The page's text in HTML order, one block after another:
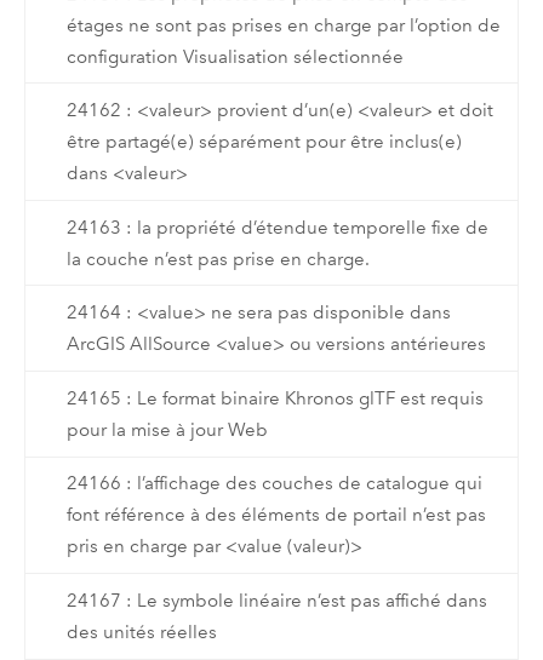
étages ne sont pas prises en charge par l’option de
configuration Visualisation sélectionnée
24162 : <valeur> provient d’un(e) <valeur> et doit
être partagé(e) séparément pour être inclus(e)
dans <valeur>
24163 : la propriété d’étendue temporelle fixe de
la couche n’est pas prise en charge.
24164 : <value> ne sera pas disponible dans
ArcGIS AllSource <value> ou versions antérieures
24165 : Le format binaire Khronos glTF est requis
pour la mise à jour Web
24166 : l’affichage des couches de catalogue qui
font référence à des éléments de portail n’est pas
pris en charge par <value (valeur)>
24167 : Le symbole linéaire n’est pas affiché dans
des unités réelles